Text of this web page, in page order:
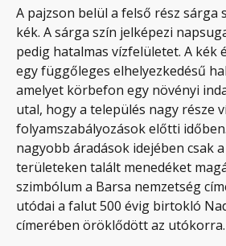
A pajzson belül a felső rész sárga
kék. A sárga szín jelképezi
pedig hatalmas vízfelületet. A kék
egy függőleges elhelyezkedésű
amelyet körbefon egy növényi
utal, hogy a település nagy része
folyamszabályozások előtti
nagyobb áradások idejében csak
területeken talált menedéket
szimbólum a Barsa nemzetség
utódai a falut 500 évig birtokló
címerében öröklődött az utókorra.